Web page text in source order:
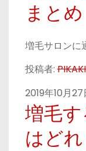
まとめ
増毛サロンに
投稿者:
2019年10月27
増毛
はど